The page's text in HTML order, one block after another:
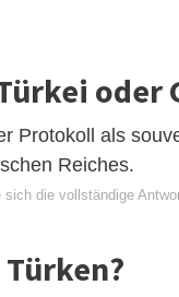
oder
Protokoll als
Reiches.
sich die vollständige